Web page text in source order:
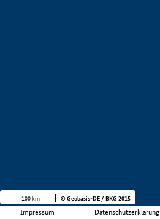
Impressum Datenschutzerklärung
100 km © Geobasis-DE / BKG 2015